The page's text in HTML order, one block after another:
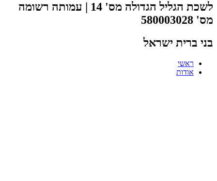
לשכת הגליל הגדולה מס' 14 | עמותה רשומה
מס' 580003028
בני ברית ישראל
ראשי
אודות